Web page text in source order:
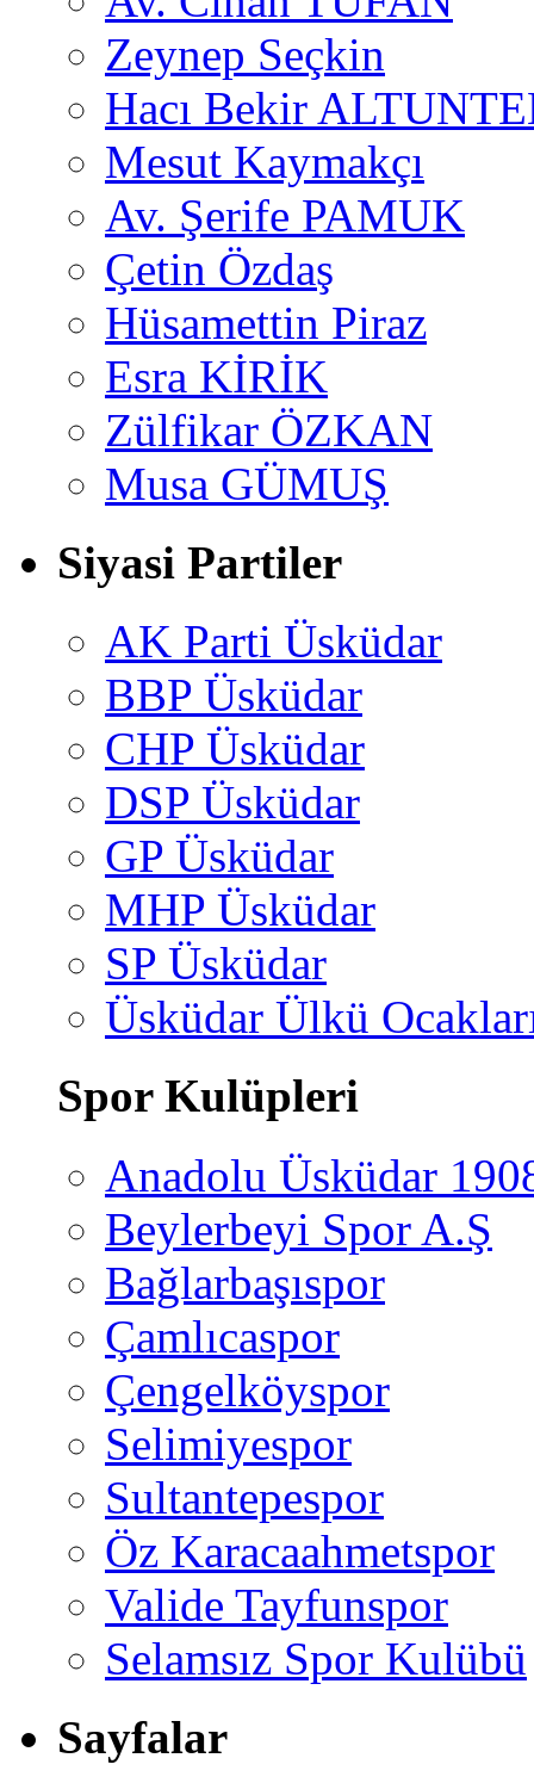
Zeynep Seçkin
Hacı Bekir
Mesut Kaymakçı
Av. Şerife PAMUK
Çetin Özdaş
Hüsamettin Piraz
Esra KİRİK
Zülfikar ÖZKAN
Musa GÜMUŞ
Siyasi Partiler
AK Parti Üsküdar
BBP Üsküdar
CHP Üsküdar
DSP Üsküdar
GP Üsküdar
MHP Üsküdar
SP Üsküdar
Üsküdar Ülkü
Spor Kulüpleri
Anadolu Üsküdar
Beylerbeyi Spor A.Ş
Bağlarbaşıspor
Çamlıcaspor
Çengelköyspor
Selimiyespor
Sultantepespor
Öz Karacaahmetspor
Valide Tayfunspor
Selamsız Spor Kulübü
Sayfalar